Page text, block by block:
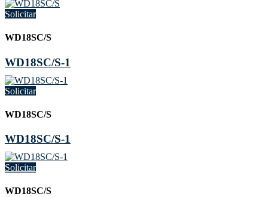
Solicitar
WD18SC/S
WD18SC/S-1
Solicitar
WD18SC/S
WD18SC/S-1
Solicitar
WD18SC/S